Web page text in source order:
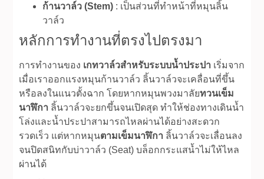
ก้านวาล์ว (Stem) : เป็นส่วนที่ทำหน้าที่หมุนลิ้น
วาล์ว
หลักการทำงานที่ตรงไปตรงมา
การทำงานของ เกทวาล์วสำหรับระบบน้ำประปา เริ่มจาก
เมื่อเราออกแรงหมุนก้านวาล์ว ลิ้นวาล์วจะเคลื่อนที่ขึ้น
หรือลงในแนวตั้งฉาก โดยหากหมุนพวงมาลัยทวนเข็ม
นาฬิกา ลิ้นวาล์วจะยกขึ้นจนเปิดสุด ทำให้ช่องทางเดินน้ำ
โล่งและน้ำประปาสามารถไหลผ่านได้อย่างสะดวก
รวดเร็ว แต่หากหมุนตามเข็มนาฬิกา ลิ้นวาล์วจะเลื่อนลง
จนปิดสนิทกับบ่าวาล์ว (Seat) บล็อกกระแสน้ำไม่ให้ไหล
ผ่านได้